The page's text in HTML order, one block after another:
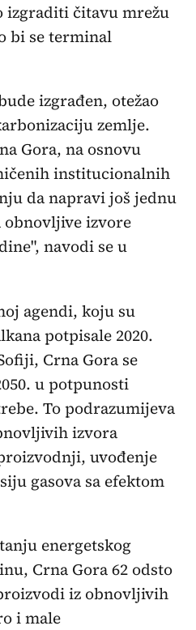
izgraditi čitavu mrežu
bi se terminal
izgrađen, otežao
zemlje.
Gora, na osnovu
institucionalnih
da napravi još jednu
obnovljive izvore
navodi se u
agendi, koju su
potpisale 2020.
Crna Gora se
u potpunosti
To podrazumijeva
izvora
uvođenje
gasova sa efektom
energetskog
Crna Gora 62 odsto
iz obnovljivih
i male